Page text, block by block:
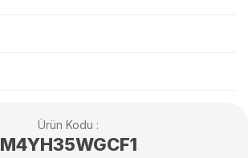
Ürün Kodu :
M4YH35WGCF1